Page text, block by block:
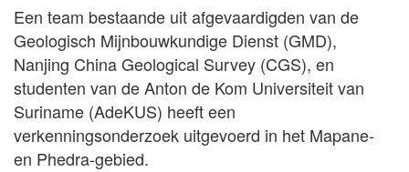
Een team bestaande uit afgevaardigden van de
Geologisch Mijnbouwkundige Dienst (GMD),
Nanjing China Geological Survey (CGS), en
studenten van de Anton de Kom Universiteit van
Suriname (AdeKUS) heeft een
verkenningsonderzoek uitgevoerd in het Mapane-
en Phedra-gebied.